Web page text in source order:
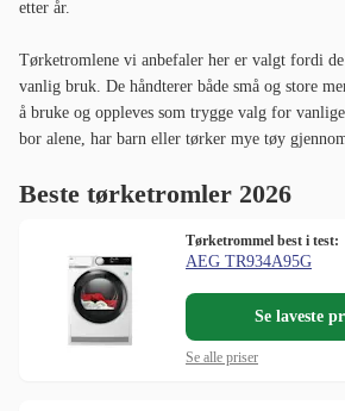
etter år.
Tørketromlene vi anbefaler her er valgt fordi
vanlig bruk. De håndterer både små og store
å bruke og oppleves som trygge valg for
bor alene, har barn eller tørker mye tøy
Beste tørketromler 2026
Tørketrommel best i test:
AEG TR934A95G
Se laveste
Se alle priser